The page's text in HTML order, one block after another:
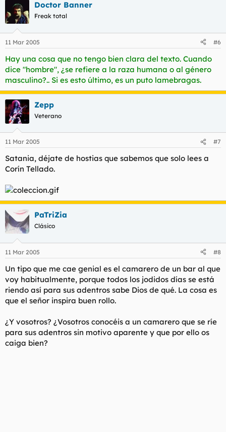
Doctor Banner
Freak total
11 Mar 2005 #6
Hay una cosa que no tengo bien clara del texto. Cuando
dice "hombre", ¿se refiere a la raza humana o al género
masculino?.. Si es esto último, es un puto lamebragas.
Zepp
Veterano
11 Mar 2005 #7
Satania, déjate de hostias que sabemos que solo lees a
Corín Tellado.
PaTriZia
Clásico
11 Mar 2005 #8
Un tipo que me cae genial es el camarero de un bar al que
voy habitualmente, porque todos los jodidos días se está
riendo así para sus adentros sabe Dios de qué. La cosa es
que el señor inspira buen rollo.
¿Y vosotros? ¿Vosotros conocéis a un camarero que se ríe
para sus adentros sin motivo aparente y que por ello os
caiga bien?